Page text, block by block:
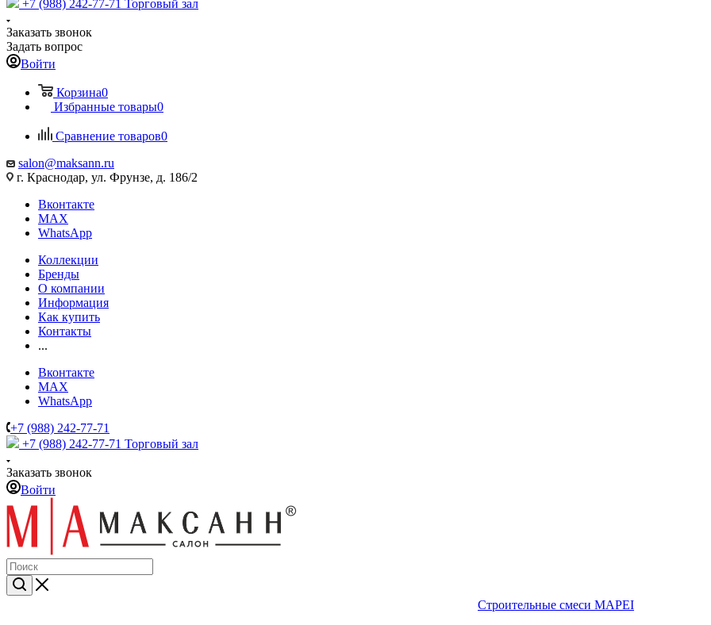
+7 (988) 242-77-71 Торговый зал
Заказать звонок
Задать вопрос
Войти
Корзина0
Избранные товары0
Сравнение товаров0
salon@maksann.ru
г. Краснодар, ул. Фрунзе, д. 186/2
Вконтакте
MAX
WhatsApp
Коллекции
Бренды
О компании
Информация
Как купить
Контакты
...
Вконтакте
MAX
WhatsApp
+7 (988) 242-77-71
+7 (988) 242-77-71 Торговый зал
Заказать звонок
Войти
Строительные смеси MAPEI